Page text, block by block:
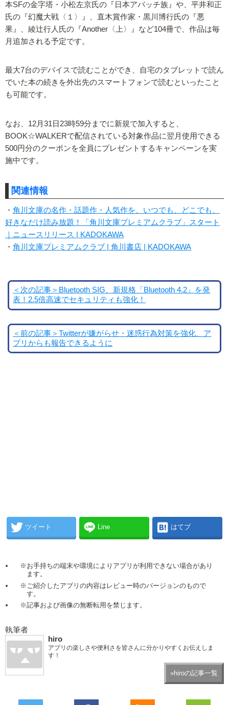
本SFの金字塔・小松左京氏の『日本アパッチ族』や、平井和正
氏の『幻魔大戦〈１〉』、直木賞作家・黒川博行氏の『悪
果』、綾辻行人氏の『Another〈上〉』など104冊で、作品は毎
月追加される予定です。
最大7台のデバイスで読むことができ、自宅のタブレットで読ん
でいた本の続きを外出先のスマートフォンで読むといったこと
も可能です。
なお、12月31日23時59分までに新規で加入すると、
BOOK☆WALKERで配信されている対象作品に翌月使用できる
500円分のクーポンを全員にプレゼントするキャンペーンを実
施中です。
関連情報
・ 角川文庫の名作・話題作・人気作を、いつでも、どこでも、
好きなだけ読み放題！「角川文庫プレミアムクラブ」スタート
｜ニュースリリース | KADOKAWA
・ 角川文庫プレミアムクラブ | 角川書店 | KADOKAWA
＜次の記事＞Bluetooth SIG、新規格「Bluetooth 4.2」を発
表！2.5倍高速でセキュリティも強化！
＜前の記事＞Twitterが嫌がらせ・迷惑行為対策を強化、ア
プリからも報告できるように
ツイート Line はてブ
※お手持ちの端末や環境によりアプリが利用できない場合があり
ます。
※ご紹介したアプリの内容はレビュー時のバージョンのもので
す。
※記事および画像の無断転用を禁じます。
執筆者
hiro
アプリの楽しさや便利さを皆さんに分かりやすくお伝えしま
す！
»hiroの記事一覧